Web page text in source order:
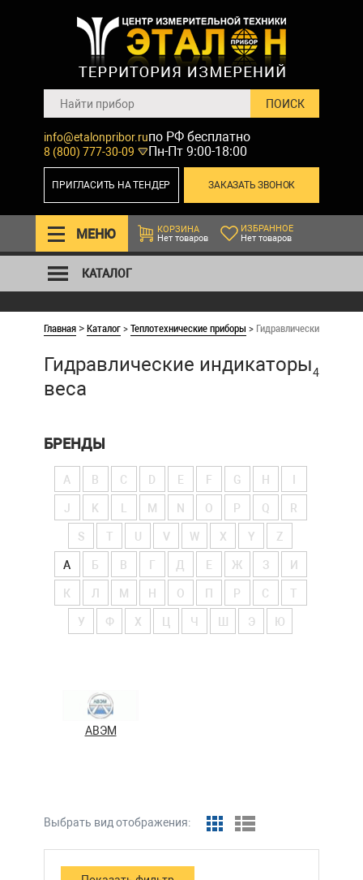
info@etalonpribor.ru
8 (800) 777-30-09
по РФ бесплатно
Пн-Пт 9:00-18:00
ЗАКАЗАТЬ ЗВОНОК
ПРИГЛАСИТЬ НА ТЕНДЕР
МЕНЮ
КОРЗИНА
Нет товаров
ИЗБРАННОЕ
Нет товаров
КАТАЛОГ
Главная >Каталог>Теплотехнические приборы > Гидравлические
Гидравлические индикаторы
веса
4
БРЕНДЫ
A B C D E F G H
J K M N O P Q R
S T V W X Y Z
А Б В Г Д Е Ж З И
К Л М Н О П Р С Т
У Ф Х Ч Э Ю
АВЭМ
Выбрать вид отображения: